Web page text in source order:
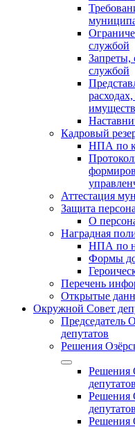
службой
Запреты,
службой
Кадровый
НПА по
Аттестация
Защита
О
Наградная
НПА по
Формы
Перечень
Открытые
Окружной Совет
Председатель
депутатов
Решения
Решения
Решения
Решения